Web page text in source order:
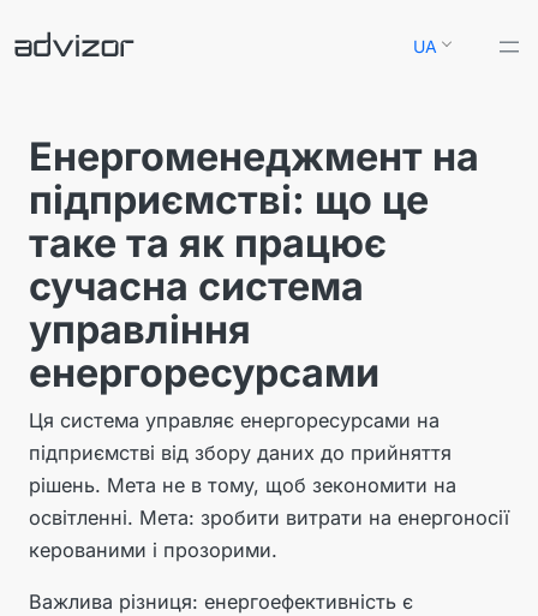
Перейти
UA
Енергоменеджмент на
підприємстві: що це
таке та як працює
сучасна система
управління
енергоресурсами
Ця система управляє енергоресурсами на
підприємстві від збору даних до прийняття
рішень. Мета не в тому, щоб зекономити на
освітленні. Мета: зробити витрати на енергоносії
керованими і прозорими.
Важлива різниця: енергоефективність є